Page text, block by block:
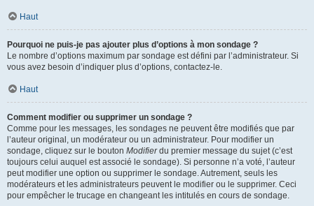
Haut
Pourquoi ne puis-je pas ajouter plus d’options à mon sondage ?
Le nombre d’options maximum par sondage est défini par l’administrateur. Si
vous avez besoin d’indiquer plus d’options, contactez-le.
Haut
Comment modifier ou supprimer un sondage ?
Comme pour les messages, les sondages ne peuvent être modifiés que par
l’auteur original, un modérateur ou un administrateur. Pour modifier un
sondage, cliquez sur le bouton Modifierdu premier message du sujet (c’est
toujours celui auquel est associé le sondage). Si personne n’a voté, l’auteur
peut modifier une option ou supprimer le sondage. Autrement, seuls les
modérateurs et les administrateurs peuvent le modifier ou le supprimer. Ceci
pour empêcher le trucage en changeant les intitulés en cours de sondage.